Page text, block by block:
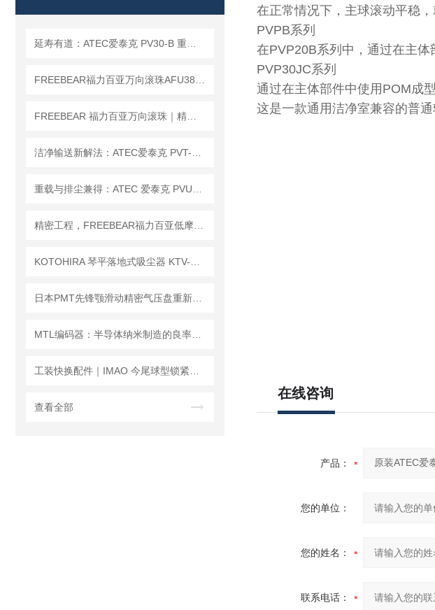
查看全部
在正常情况下，主球滚动平稳
PVPB系列
在PVP20B系列中，通过在主体
PVP30JC系列
通过在主体部件中使用POM成
这是一款通用洁净室兼容的普
在线咨询
产品：
您的单位：
您的姓名：
联系电话：